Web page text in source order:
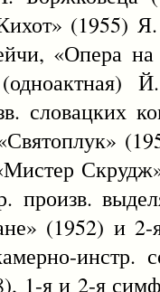
(1955)
«Опера
словацких
произв.
(1952) и
инстр.
1-я и 2-я